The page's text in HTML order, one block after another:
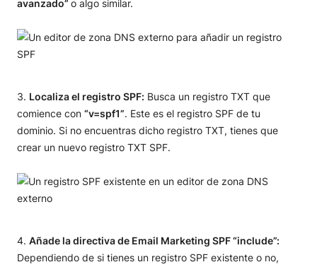
avanzado” o algo similar.
Localiza el registro SPF: Busca un registro TXT que
comience con “v=spf1”. Este es el registro SPF de tu
dominio. Si no encuentras dicho registro TXT, tienes que
crear un nuevo registro TXT SPF.
Añade la directiva de Email Marketing SPF “include”:
Dependiendo de si tienes un registro SPF existente o no,